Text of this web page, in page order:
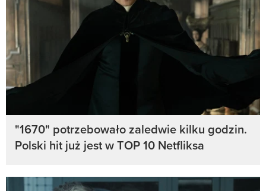
"1670" potrzebowało zaledwie kilku godzin.
Polski hit już jest w TOP 10 Netfliksa